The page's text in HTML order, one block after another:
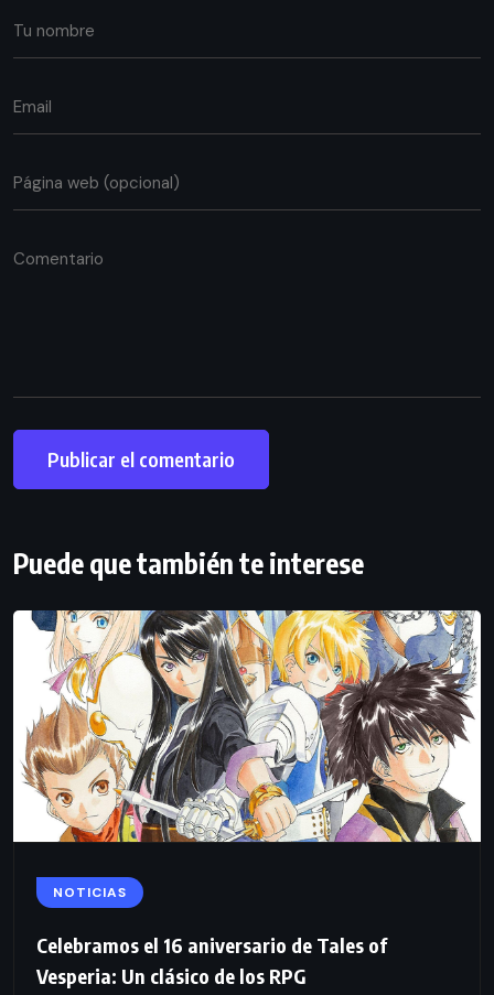
Puede que también te interese
NOTICIAS
Celebramos el 16 aniversario de Tales of
Vesperia: Un clásico de los RPG